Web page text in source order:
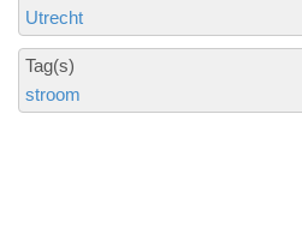
Utrecht
Tag(s)
stroom